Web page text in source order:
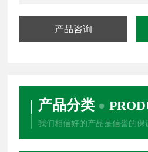
产品咨询
产品分类
我们相信好的产品是信誉的保